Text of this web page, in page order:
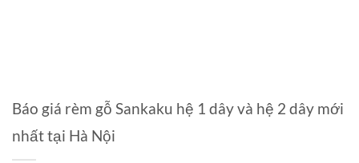
Báo giá rèm gỗ Sankaku hệ 1 dây và hệ 2 dây mới
nhất tại Hà Nội